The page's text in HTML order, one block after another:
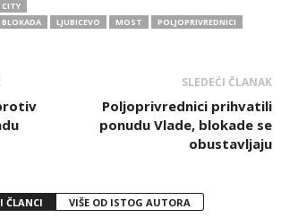
CITY
BLOKADA LJUBICEVO MOST
POLJOPRIVREDNICI
SLEDEĆI ČLANAK
Poljoprivrednici prihvatili
ponudu Vlade, blokade se
obustavljaju
ČLANCI VIŠE OD ISTOG AUTORA